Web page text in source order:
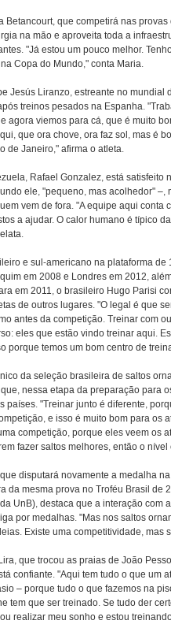
Betancourt, que competirá nas
na mão e aproveita toda a
"Já estou um pouco melhor.
Copa do Mundo," conta Maria.
Jesús Liranzo, estreante no mundial
treinos pesados na Espanha.
agora viemos para cá, que é muito
que ora chove, ora faz sol, mas é
de Janeiro," afirma o atleta.
Rafael Gonzalez, está satisfeito
ele, "pequeno, mas acolhedor" –,
vem de fora. "A equipe aqui conta
a ajudar. O calor humano é típico
e sul-americano na plataforma
em 2008 e Londres em 2012,
em 2011, o brasileiro Hugo Parisi
de outros lugares. "O legal é que
antes da competição. Treinar com
eles que estão vindo treinar aqui.
porque temos um bom centro de
da seleção brasileira de saltos
nessa etapa da preparação para
países. "Treinar junto é diferente,
e isso é muito bom para os
competição, porque eles veem os
fazer saltos melhores, então o
disputará novamente a medalha
da mesma prova no Troféu Brasil de
UnB), destaca que a interação com
por medalhas. "Mas nos saltos
Existe uma competitividade, mas
que trocou as praias de João
confiante. "Aqui tem tudo o que um
– porque tudo o que fazemos na
tem que ser treinado. Se tudo der
realizar meu sonho e estou